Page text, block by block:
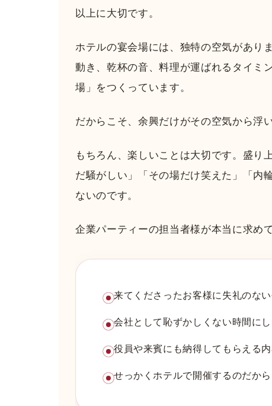
以上に大切です。
ホテルの宴会場には、独特の空気があり
動き、乾杯の音、料理が運ばれるタイミ
場」をつくっています。
だからこそ、余興だけがその空気から浮
もちろん、楽しいことは大切です。盛り
だ騒がしい」「その場だけ笑えた」「内
ないのです。
企業パーティーの担当者様が本当に求め
来てくださったお客様に失礼のな
会社として恥ずかしくない時間に
役員や来賓にも納得してもらえる
せっかくホテルで開催するのだか